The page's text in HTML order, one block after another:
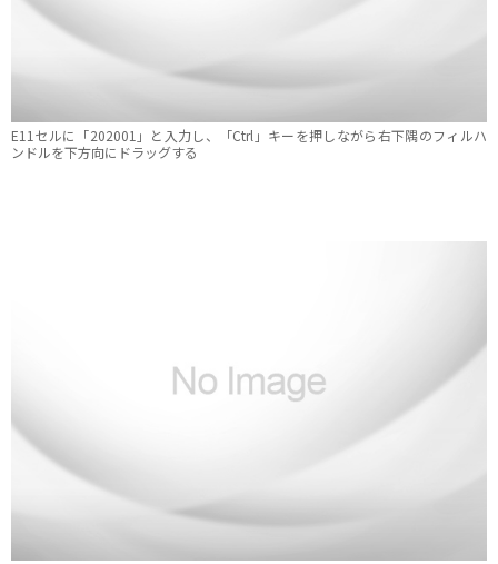
E11セルに「202001」と入力し、「Ctrl」キーを押しながら右下隅のフィルハ
ンドルを下方向にドラッグする